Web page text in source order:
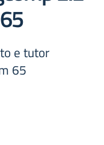
e tutor
65